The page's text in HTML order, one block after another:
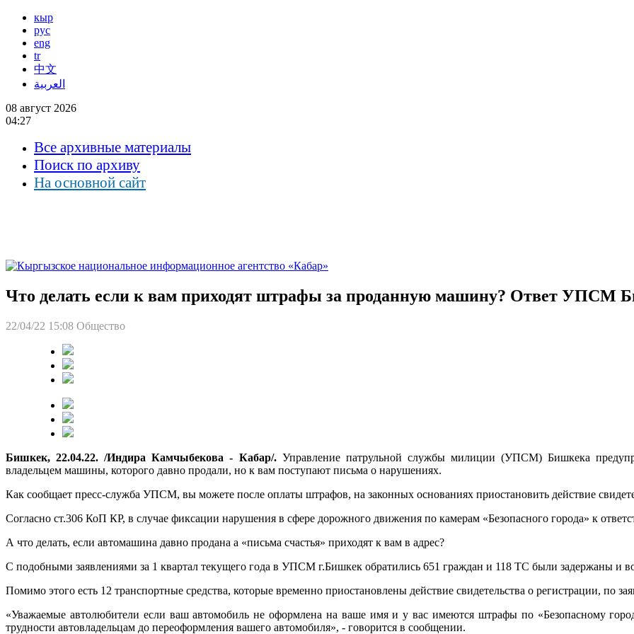
кыр
рус
eng
tr
中文
العربية
08 август 2026
04:27
Все архивные материалы
Поиск по архиву
На основной сайт
Что делать если к вам приходят штрафы за проданную машину? Ответ УПСМ
22/04/22 15:08 Общество
Бишкек, 22.04.22. /Индира Камчыбекова - Кабар/.Управление патрульной службы милиции (УПСМ) Бишкека
владельцем машины, которого давно продали, но к вам поступают письма о нарушениях.
Как сообщает пресс-служба УПСМ, вы можете после оплаты штрафов, на законных основаниях приостановить действие
Согласно ст.306 КоП КР, в случае фиксации нарушения в сфере дорожного движения по камерам «Безопасного города» к
А что делать, если автомашина давно продана а «письма счастья» приходят к вам в адрес?
С подобными заявлениями за 1 квартал текущего года в УПСМ г.Бишкек обратились 651 граждан и 118 ТС были задержаны и
Помимо этого есть 12 транспортные средства, которые временно приостановлены действие свидетельства о регистрации, по
«Уважаемые автолюбители если ваш автомобиль не оформлена на ваше имя и у вас имеются штрафы по «Безопасному
трудности автовладельцам до переоформления вашего автомобиля», - говорится в сообщении.